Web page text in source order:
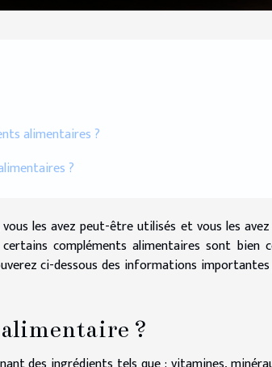
alimentaires ?
?
les avez peut-être utilisés et vous les
compléments alimentaires sont bien
ci-dessous des informations
alimentaire ?